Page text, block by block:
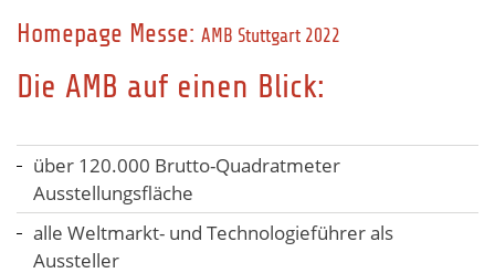
Homepage Messe: AMB Stuttgart 2022
Die AMB auf einen Blick:
über 120.000 Brutto-Quadratmeter
Ausstellungsfläche
alle Weltmarkt- und Technologieführer als
Aussteller